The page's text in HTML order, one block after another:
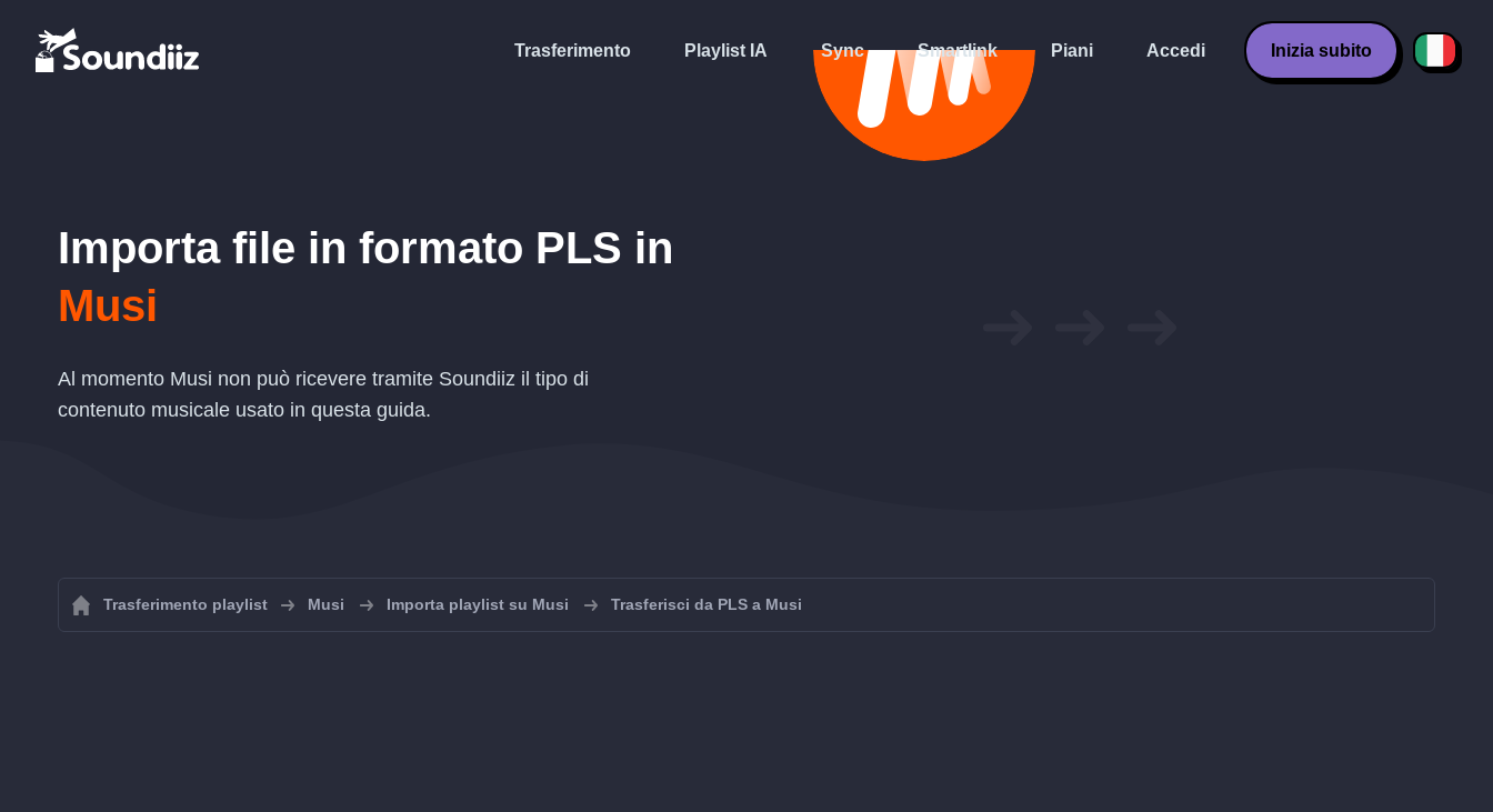
Trasferimento Playlist IA Sync Smartlink Piani Accedi Inizia subito
Importa file in formato PLS in
Musi
Al momento Musi non può ricevere tramite Soundiiz il tipo di
contenuto musicale usato in questa guida.
Trasferimento playlist Musi Importa playlist su Musi Trasferisci da PLS a Musi